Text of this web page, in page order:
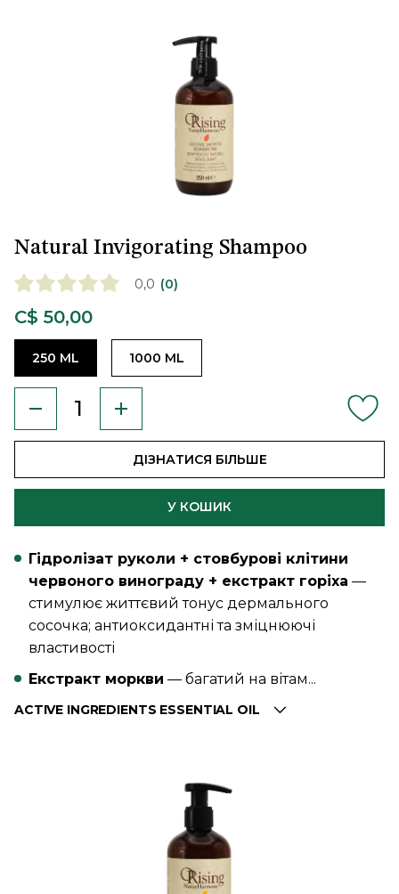
Natural Invigorating Shampoo
0,0 (0)
C$ 50,00
250 ML 1000 ML
У КОШИК
ДІЗНАТИСЯ БІЛЬШЕ
Гідролізат руколи + стовбурові клітини
червоного винограду + екстракт горіха —
стимулює життєвий тонус дермального
сосочка; антиоксидантні та зміцнюючі
властивості
Екстракт моркви — багатий на вітам...
ACTIVE INGREDIENTS ESSENTIAL OIL